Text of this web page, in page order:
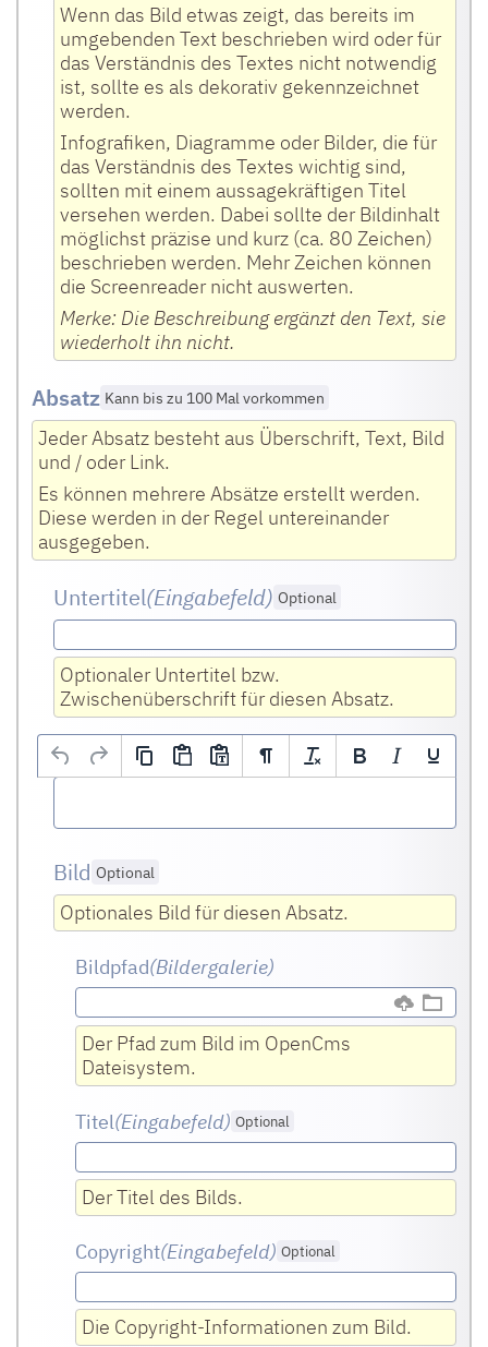
Wenn das Bild etwas zeigt, das bereits im
umgebenden Text beschrieben wird oder für
das Verständnis des Textes nicht notwendig
ist, sollte es als dekorativ gekennzeichnet
werden.
Infografiken, Diagramme oder Bilder, die für
das Verständnis des Textes wichtig sind,
sollten mit einem aussagekräftigen Titel
versehen werden. Dabei sollte der Bildinhalt
möglichst präzise und kurz (ca. 80 Zeichen)
beschrieben werden. Mehr Zeichen können
die Screenreader nicht auswerten.
Merke: Die Beschreibung ergänzt den Text, sie
wiederholt ihn nicht.
Absatz Kann bis zu 100 Mal vorkommen
Jeder Absatz besteht aus Überschrift, Text, Bild
und / oder Link.
Es können mehrere Absätze erstellt werden.
Diese werden in der Regel untereinander
ausgegeben.
Untertitel(Eingabefeld) Optional
Optionaler Untertitel bzw.
Zwischenüberschrift für diesen Absatz.
Text(HTML Editor) Optional
Bild Optional
Optionales Bild für diesen Absatz.
Bildpfad(Bildergalerie)
Der Pfad zum Bild im OpenCms
Dateisystem.
Titel(Eingabefeld) Optional
Der Titel des Bilds.
Copyright(Eingabefeld) Optional
Die Copyright-Informationen zum Bild.